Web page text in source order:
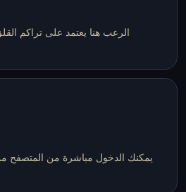
الرعب هنا يعتمد على تراكم
يمكنك الدخول مباشرة من المتصفح